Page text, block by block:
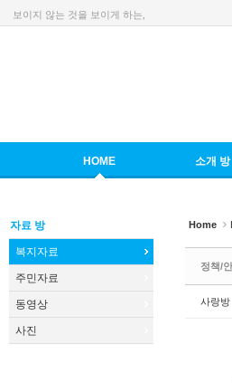
보이지 않는 것을 보이게 하는,
HOME 소개 방
자료 방
복지자료
주민자료
동영상
사진
Home
정책/
사랑방
Sketchbook5, 스